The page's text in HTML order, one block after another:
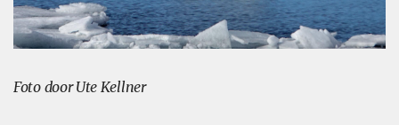
Foto door Ute Kellner